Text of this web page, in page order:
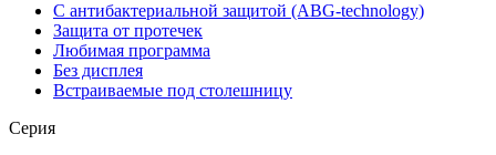
С антибактериальной защитой (ABG-technology)
Защита от протечек
Любимая программа
Без дисплея
Встраиваемые под столешницу
Серия